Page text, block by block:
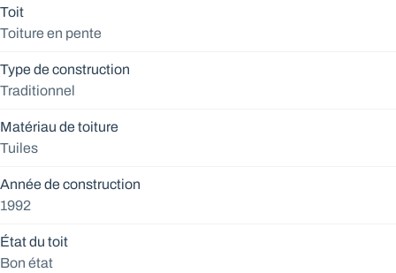
Toit
Toiture en pente
Type de construction
Traditionnel
Matériau de toiture
Tuiles
Année de construction
1992
État du toit
Bon état